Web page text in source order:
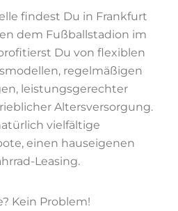
findest Du in Frankfurt
dem Fußballstadion im
Du von flexiblen
regelmäßigen
leistungsgerechter
Altersversorgung.
vielfältige
einen hauseigenen
Leasing.
Kein Problem!